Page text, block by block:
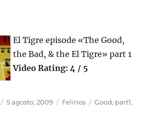
El Tigre episode «The Good,
the Bad, & the El Tigre» part 1
Video Rating: 4 / 5
Publicado
5 agosto, 2009 Categorías
Felinos Etiquetas
Good, part1,